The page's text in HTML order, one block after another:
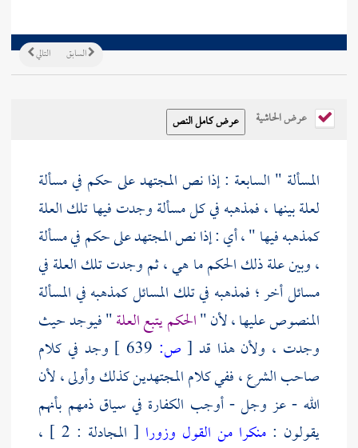
التالي السابق
عرض الحاشية
المسألة " السابعة : إذا نص المجتهد على حكم في مسألة
لعلة بينها ، فمذهبه في كل مسألة وجدت فيها تلك العلة
كمذهبه فيها " ، أي : إذا نص المجتهد على حكم في مسألة
، وبين علة ذلك الحكم ما هي ، ثم وجدت تلك العلة في
مسائل أخر ؛ فمذهبه في تلك المسائل كمذهبه في المسألة
المنصوص عليها ، لأن "الحكم يتبع العلة" فيوجد حيث
وجدت ، ولأن هذا قد [ ص:
وجد في كلام
صاحب الشرع ، ففي كلام المجتهدين كذلك وأولى ، لأن
الله - عز وجل - أوجب الكفارة في سياق ذمهم بأنهم
يقولون :منكرا من القول وزورا
[ المجادلة : 2 ] ،